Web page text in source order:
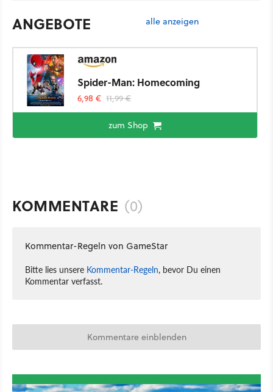
ANGEBOTE alle anzeigen
Spider-Man: Homecoming
6,98 € 11,99 €
zum Shop
KOMMENTARE (0)
Kommentar-Regeln von GameStar
Bitte lies unsere Kommentar-Regeln, bevor Du einen
Kommentar verfasst.
Kommentare einblenden